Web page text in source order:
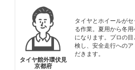
タイヤ館外環伏見
京都府
タイヤとホイールが
る作業。夏用から冬
になります。プロの
検し、安全走行への
だきます。